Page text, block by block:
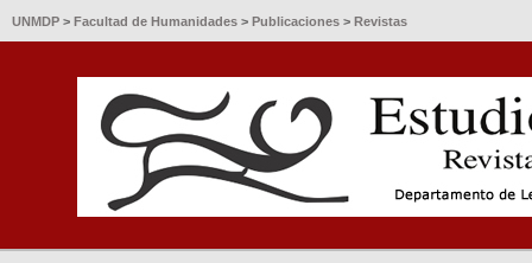
UNMDP > Facultad de Humanidades > Publicaciones > Revistas